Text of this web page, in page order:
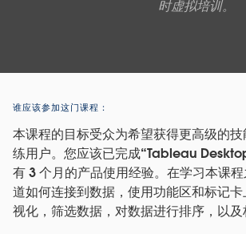
时虚拟培训。
谁应该参加这门课程：
本课程的目标受众为希望获得更高级的
练用户。您应该已完成“Tableau
有 3 个月的产品使用经验。在学习本课
道如何连接到数据，使用功能区和标记
视化，筛选数据，对数据进行排序，以及